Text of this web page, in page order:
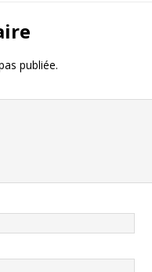
publiée.